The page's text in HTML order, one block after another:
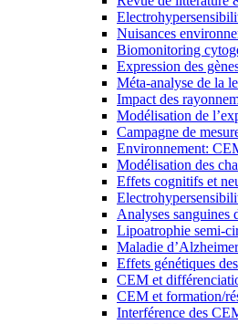
Nuisances
Biomonitoring
Expression des
Méta-analyse de la
Impact des
Modélisation de
Campagne de
Environnement:
Modélisation des
Effets cognitifs et
Analyses sanguines
Lipoatrophie semi-
Maladie d’Alzheimer
Effets génétiques
CEM et
CEM et formation/
Interférence des